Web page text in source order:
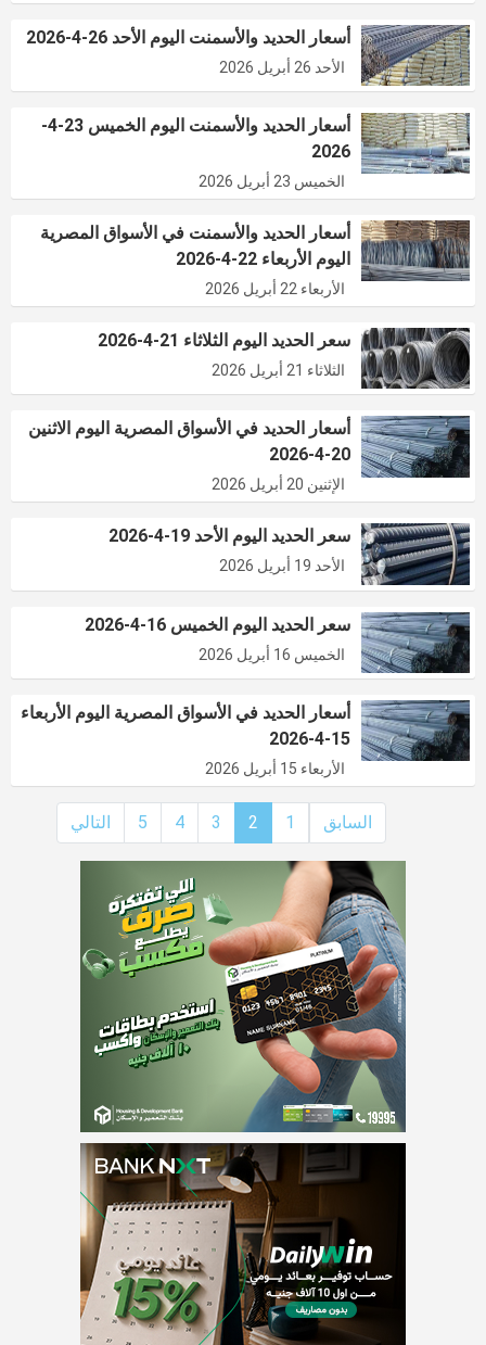
أسعار الحديد والأسمنت اليوم الأحد 26-4-2026
الأحد 26 أبريل 2026
أسعار الحديد والأسمنت اليوم الخميس 23-4-
2026
الخميس 23 أبريل 2026
أسعار الحديد والأسمنت في الأسواق المصرية
اليوم الأربعاء 22-4-2026
الأربعاء 22 أبريل 2026
سعر الحديد اليوم الثلاثاء 21-4-2026
الثلاثاء 21 أبريل 2026
أسعار الحديد في الأسواق المصرية اليوم الاثنين
20-4-2026
الإثنين 20 أبريل 2026
سعر الحديد اليوم الأحد 19-4-2026
الأحد 19 أبريل 2026
سعر الحديد اليوم الخميس 16-4-2026
الخميس 16 أبريل 2026
أسعار الحديد في الأسواق المصرية اليوم الأربعاء
15-4-2026
الأربعاء 15 أبريل 2026
السابق 1
2
3
4
5 التالي